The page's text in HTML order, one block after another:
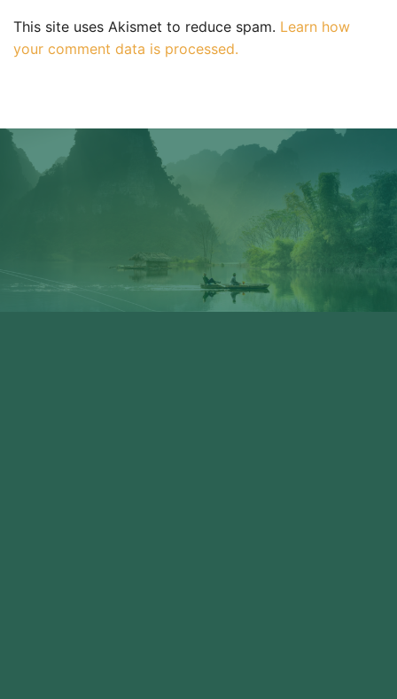
This site uses Akismet to reduce spam. Learn how
your comment data is processed.